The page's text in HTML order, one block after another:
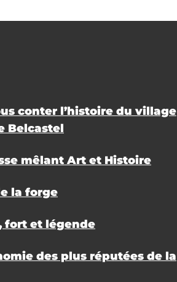
conter l’histoire du village
Belcastel
mêlant Art et Histoire
la forge
fort et légende
des plus réputées de la